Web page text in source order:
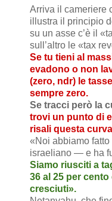
Arriva il cameriere
illustra il principio
su un asse c’è il
sull’altro le «tax
Se tu tieni al
evadono o non
(zero, ndr) le
sempre zero.
Se tracci però la
trovi un punto di
risali questa
«Noi abbiamo
israeliano — e ha
Siamo riusciti a
36 al 25 per
cresciuti».